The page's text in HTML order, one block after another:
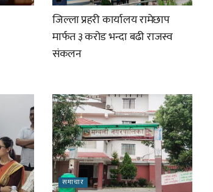
जिल्ला प्रहरी कार्यालय रामेछाप
मार्फत ३ करोड भन्दा बढी राजस्व
संकलन
समाचार